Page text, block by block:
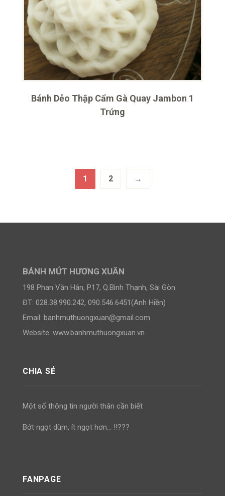
Bánh Dẻo Thập Cẩm Gà Quay Jambon 1
Trứng
1 2 →
BÁNH MỨT HƯƠNG XUÂN
198 Phan Văn Hân, P17, Q.Bình Thạnh, Sài Gòn
ĐT: 028.38.990.242, 090.546.6451(Anh Hiền)
Email: banhmuthuongxuan@gmail.com
Website: www.banhmuthuongxuan.vn
CHIA SẺ
Một số thông tin người thân cần biết
Bớt ngọt dùm, ít ngọt hơn… !!???
FANPAGE